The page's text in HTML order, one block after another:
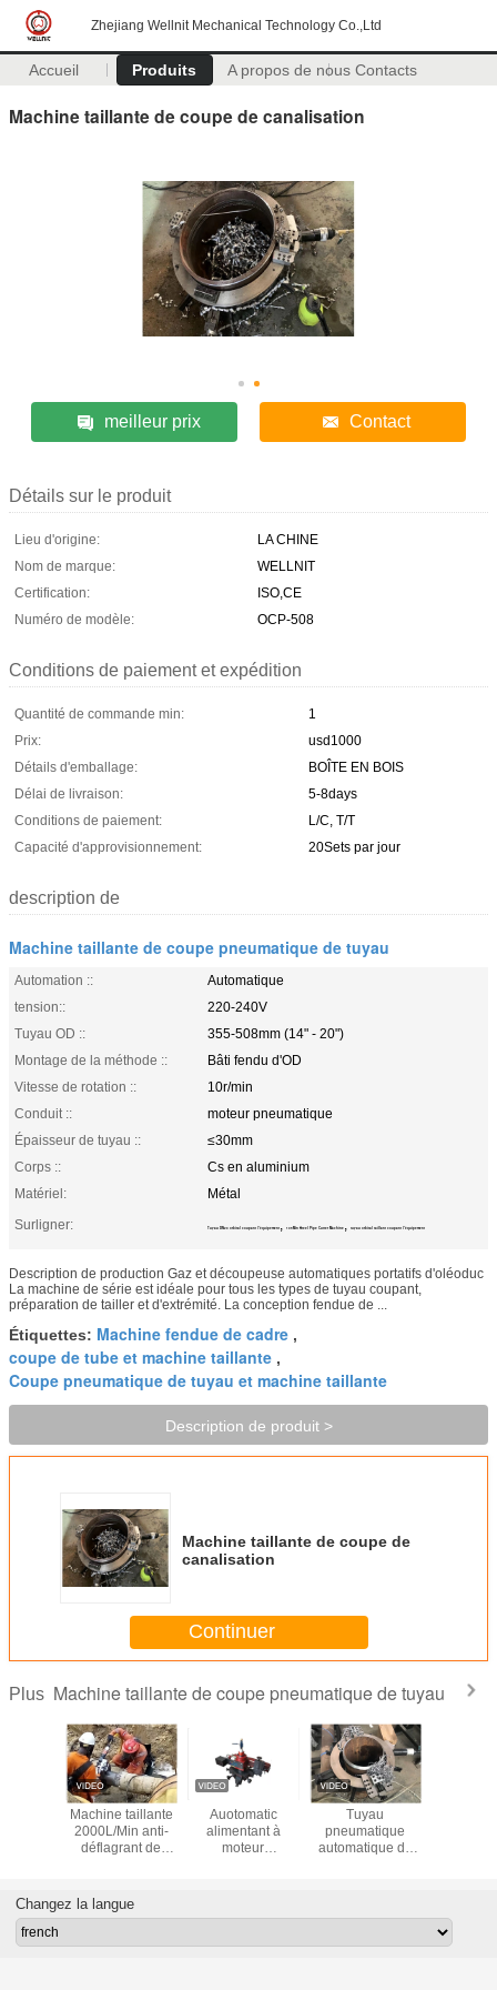
Zhejiang Wellnit Mechanical Technology Co.,Ltd
Accueil Produits A propos de nous Contacts
Machine taillante de coupe de canalisation
meilleur prix Contact
Détails sur le produit
Lieu d'origine:
LA CHINE
Nom de marque:
WELLNIT
Certification:
ISO,CE
Numéro de modèle:
OCP-508
Conditions de paiement et expédition
Quantité de commande min:
1
Prix:
usd1000
Détails d'emballage:
BOÎTE EN BOIS
Délai de livraison:
5-8days
Conditions de paiement:
L/C, T/T
Capacité d'approvisionnement:
20Sets par jour
description de
Machine taillante de coupe pneumatique de tuyau
Automation ::
Automatique
tension::
220-240V
Tuyau OD ::
355-508mm (14" - 20")
Montage de la méthode ::
Bâti fendu d'OD
Vitesse de rotation ::
10r/min
Conduit ::
moteur pneumatique
Épaisseur de tuyau ::
≤30mm
Corps ::
Cs en aluminium
Matériel:
Métal
Surligner:
Tuyau DN20 orbital coupant l'équipement , 10r/Min Steel Pipe Cutter Machine , tuyau orbital taillant coupant l'équipement
Description de production Gaz et découpeuse automatiques portatifs d'oléoduc
La machine de série est idéale pour tous les types de tuyau coupant,
préparation de tailler et d'extrémité. La conception fendue de ...
Étiquettes: Machine fendue de cadre ,
coupe de tube et machine taillante ,
Coupe pneumatique de tuyau et machine taillante
Description de produit >
Machine taillante de coupe de
canalisation
Continuer
Plus Machine taillante de coupe pneumatique de tuyau
Machine taillante
2000L/Min anti-
déflagrant de
fendue de tuyau
Auotomatic
alimentant à
moteur
taille portative de
Tuyau
pneumatique
automatique de
taillante
Changez la langue